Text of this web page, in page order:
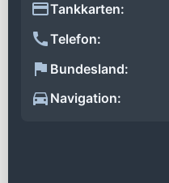
Tankkarten:
Telefon:
Bundesland:
Navigation: